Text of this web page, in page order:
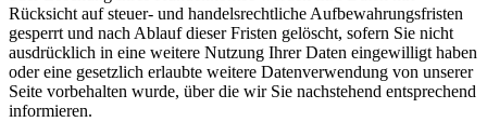
Rücksicht auf steuer- und handelsrechtliche Aufbewahrungsfristen
gesperrt und nach Ablauf dieser Fristen gelöscht, sofern Sie nicht
ausdrücklich in eine weitere Nutzung Ihrer Daten eingewilligt haben
oder eine gesetzlich erlaubte weitere Datenverwendung von unserer
Seite vorbehalten wurde, über die wir Sie nachstehend entsprechend
informieren.